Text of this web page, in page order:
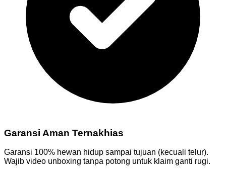
Garansi Aman Ternakhias
Garansi 100% hewan hidup sampai tujuan (kecuali telur).
Wajib video unboxing tanpa potong untuk klaim ganti rugi.